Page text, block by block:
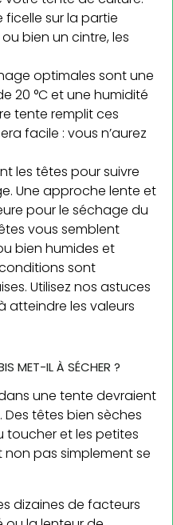
ficelle sur la partie
bien un cintre, les
optimales sont une
20 °C et une humidité
tente remplit ces
facile : vous n’aurez
les têtes pour suivre
Une approche lente et
pour le séchage du
vous semblent
bien humides et
sont
Utilisez nos astuces
atteindre les valeurs
MET-IL À SÉCHER ?
une tente devraient
Des têtes bien sèches
toucher et les petites
pas simplement se
dizaines de facteurs